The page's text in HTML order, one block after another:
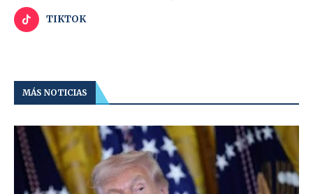
TIKTOK
MÁS NOTICIAS